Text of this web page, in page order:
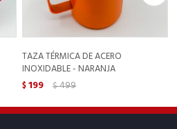
TAZA TÉRMICA DE ACERO
INOXIDABLE - NARANJA
$199 $499